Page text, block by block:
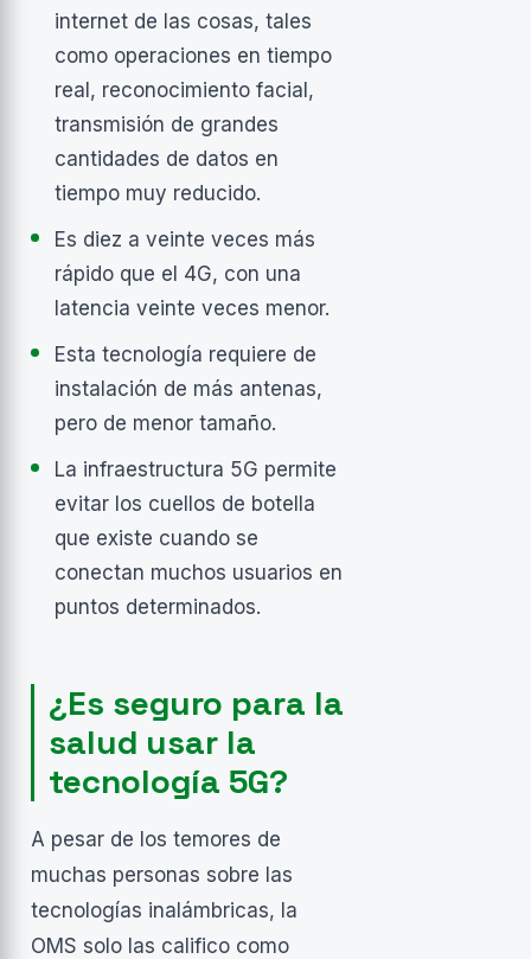
internet de las cosas, tales
como operaciones en tiempo
real, reconocimiento facial,
transmisión de grandes
cantidades de datos en
tiempo muy reducido.
Es diez a veinte veces más
rápido que el 4G, con una
latencia veinte veces menor.
Esta tecnología requiere de
instalación de más antenas,
pero de menor tamaño.
La infraestructura 5G permite
evitar los cuellos de botella
que existe cuando se
conectan muchos usuarios en
puntos determinados.
¿Es seguro para la
salud usar la
tecnología 5G?
A pesar de los temores de
muchas personas sobre las
tecnologías inalámbricas, la
OMS solo las califico como